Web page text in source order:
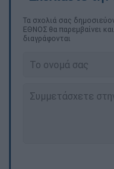
Τα σχολιά σας
ΕΘΝΟΣ θα παρεμβαίνει
διαγράφονται